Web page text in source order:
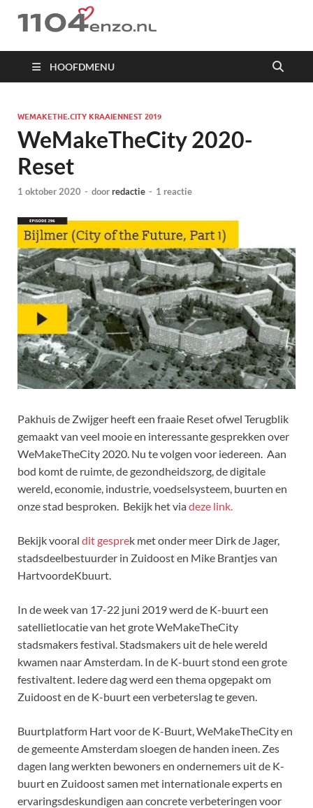
1104 en zo
HOOFDMENU
WEMAKETHE.CITY KRAAIENNEST 2019
WeMakeTheCity 2020-
Reset
1 oktober 2020 - doorredactie - 1 reactie
Pakhuis de Zwijger heeft een fraaie Reset ofwel Terugblik
gemaakt van veel mooie en interessante gesprekken over
WeMakeTheCity 2020. Nu te volgen voor iedereen. Aan
bod komt de ruimte, de gezondheidszorg, de digitale
wereld, economie, industrie, voedselsysteem, buurten en
onze stad besproken. Bekijk het viadeze link.
Bekijk vooral dit gesprek met onder meer Dirk de Jager,
stadsdeelbestuurder in Zuidoost en Mike Brantjes van
HartvoordeKbuurt.
In de week van 17-22 juni 2019 werd de K-buurt een
satellietlocatie van het grote WeMakeTheCity
stadsmakers festival. Stadsmakers uit de hele wereld
kwamen naar Amsterdam. In de K-buurt stond een grote
festivaltent. Iedere dag werd een thema opgepakt om
Zuidoost en de K-buurt een verbeterslag te geven.
Buurtplatform Hart voor de K-Buurt, WeMakeTheCity en
de gemeente Amsterdam sloegen de handen ineen. Zes
dagen lang werkten bewoners en ondernemers uit de K-
buurt en Zuidoost samen met internationale experts en
ervaringsdeskundigen aan concrete verbeteringen voor